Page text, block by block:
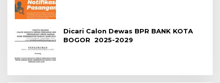
Dicari Calon Dewas BPR BANK KOTA
BOGOR 2025-2029